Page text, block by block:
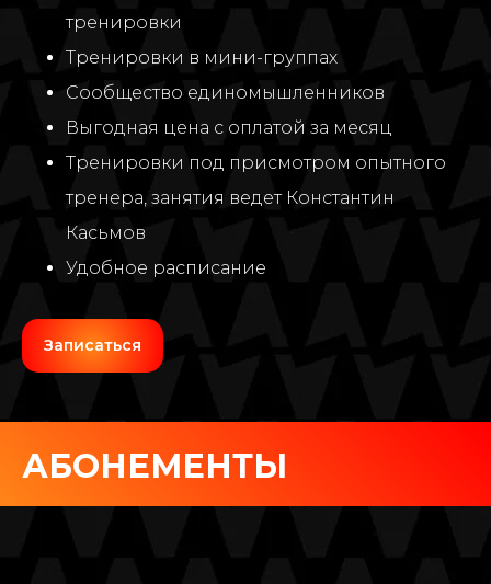
тренировки
Тренировки в мини-группах
Cообщество единомышленников
Выгодная цена с оплатой за месяц
Тренировки под присмотром опытного
тренера, занятия ведет Константин
Касьмов
Удобное расписание
Записаться
АБОНЕМЕНТЫ